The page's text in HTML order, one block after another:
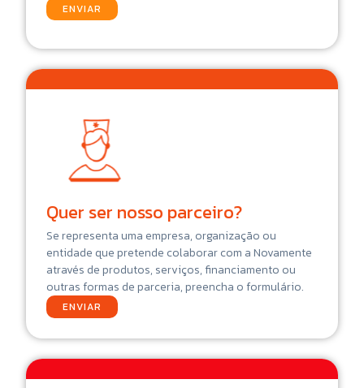
ENVIAR
Quer ser nosso parceiro?
Se representa uma empresa, organização ou
entidade que pretende colaborar com a Novamente
através de produtos, serviços, financiamento ou
outras formas de parceria, preencha o formulário.
ENVIAR